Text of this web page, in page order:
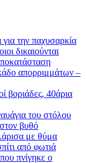
την παχυσαρκία
δικαιούνται
απορριμμάτων –
βοριάδες, 40άρια
του στόλου
βυθό
με θύμα
από φωτιά
πνίγηκε ο